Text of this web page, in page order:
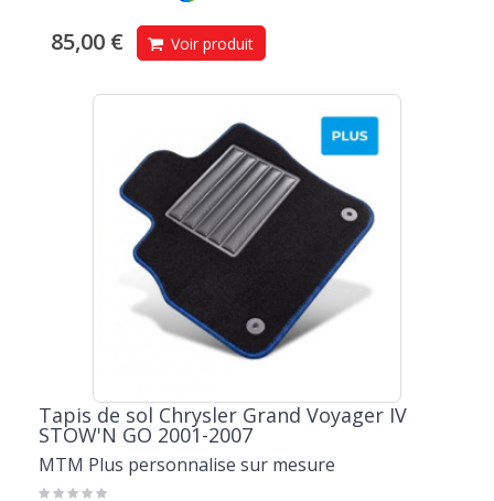
85,00 € Voir produit
Tapis de sol Chrysler Grand Voyager IV
STOW'N GO 2001-2007
MTM Plus personnalise sur mesure